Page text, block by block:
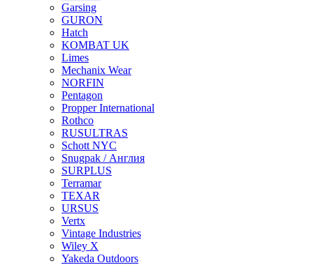
Garsing
GURON
Hatch
KOMBAT UK
Limes
Mechanix Wear
NORFIN
Pentagon
Propper International
Rothco
RUSULTRAS
Schott NYC
Snugpak / Англия
SURPLUS
Terramar
TEXAR
URSUS
Vertx
Vintage Industries
Wiley X
Yakeda Outdoors